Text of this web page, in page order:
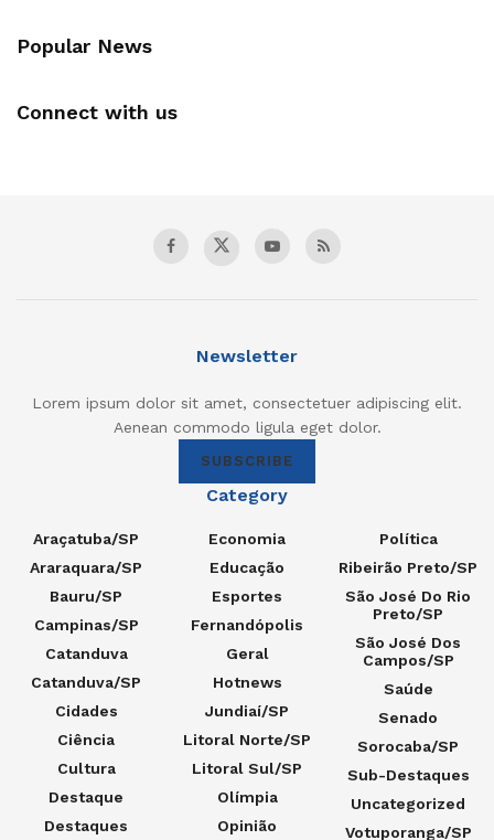
Popular News
Connect with us
Newsletter
Lorem ipsum dolor sit amet, consectetuer adipiscing elit.
Aenean commodo ligula eget dolor.
SUBSCRIBE
Category
Araçatuba/SP
Araraquara/SP
Bauru/SP
Campinas/SP
Catanduva
Catanduva/SP
Cidades
Ciência
Cultura
Destaque
Destaques
Economia
Educação
Esportes
Fernandópolis
Geral
Hotnews
Jundiaí/SP
Litoral Norte/SP
Litoral Sul/SP
Olímpia
Opinião
Política
Ribeirão Preto/SP
São José Do Rio
Preto/SP
São José Dos
Campos/SP
Saúde
Senado
Sorocaba/SP
Sub-Destaques
Uncategorized
Votuporanga/SP